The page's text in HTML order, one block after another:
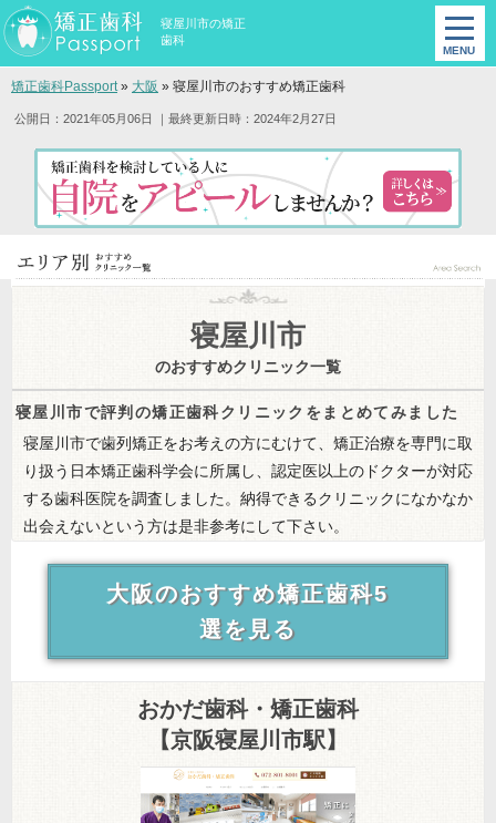
寝屋川市の矯正
歯科
矯正歯科Passport» 大阪 » 寝屋川市のおすすめ矯正歯科
公開日：2021年05月06日 ｜最終更新日時：2024年2月27日
寝屋川市
のおすすめクリニック一覧
寝屋川市で評判の矯正歯科クリニックをまとめてみました
寝屋川市で歯列矯正をお考えの方にむけて、矯正治療を専門に取
り扱う日本矯正歯科学会に所属し、認定医以上のドクターが対応
する歯科医院を調査しました。納得できるクリニックになかなか
出会えないという方は是非参考にして下さい。
大阪のおすすめ矯正歯科5
選を見る
おかだ歯科・矯正歯科
【京阪寝屋川市駅】